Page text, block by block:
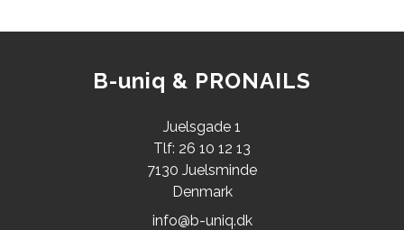
B-uniq & PRONAILS
Juelsgade 1
Tlf: 26 10 12 13
7130 Juelsminde
Denmark
info@b-uniq.dk